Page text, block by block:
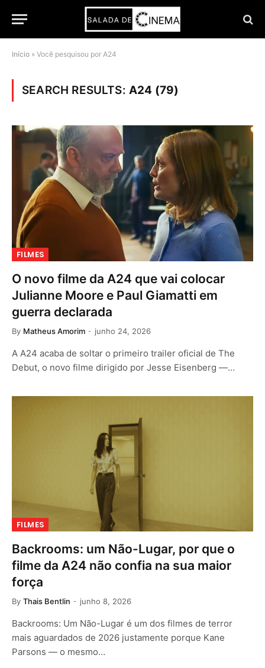
Início » Você pesquisou por A24
SEARCH RESULTS:A24 (79)
FILMES
O novo filme da A24 que vai colocar
Julianne Moore e Paul Giamatti em
guerra declarada
By Matheus Amorim junho 24, 2026
A A24 acaba de soltar o primeiro trailer oficial de The
Debut, o novo filme dirigido por Jesse Eisenberg —…
FILMES
Backrooms: um Não-Lugar, por que o
filme da A24 não confia na sua maior
força
By Thais Bentlin junho 8, 2026
Backrooms: Um Não-Lugar é um dos filmes de terror
mais aguardados de 2026 justamente porque Kane
Parsons — o mesmo…